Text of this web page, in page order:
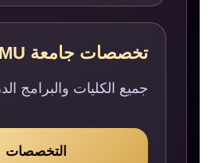
تخصصات جامعة EMU
جميع الكليات والبرامج
التخصصات